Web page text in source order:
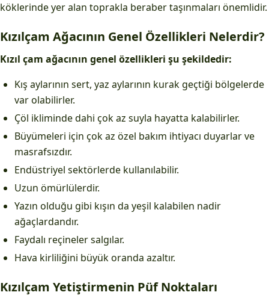
köklerinde yer alan toprakla beraber taşınmaları önemlidir.
Kızılçam Ağacının Genel Özellikleri Nelerdir?
Kızıl çam ağacının genel özellikleri şu şekildedir:
Kış aylarının sert, yaz aylarının kurak geçtiği bölgelerde
var olabilirler.
Çöl ikliminde dahi çok az suyla hayatta kalabilirler.
Büyümeleri için çok az özel bakım ihtiyacı duyarlar ve
masrafsızdır.
Endüstriyel sektörlerde kullanılabilir.
Uzun ömürlülerdir.
Yazın olduğu gibi kışın da yeşil kalabilen nadir
ağaçlardandır.
Faydalı reçineler salgılar.
Hava kirliliğini büyük oranda azaltır.
Kızılçam Yetiştirmenin Püf Noktaları